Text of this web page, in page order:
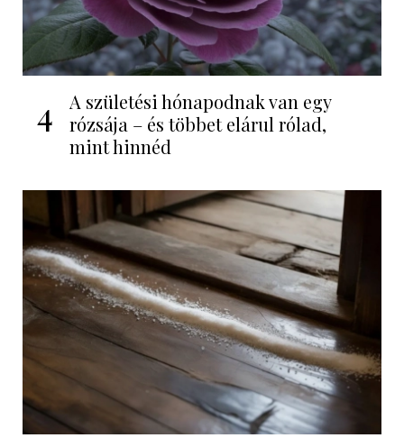
4
A születési hónapodnak van egy
rózsája – és többet elárul rólad,
mint hinnéd